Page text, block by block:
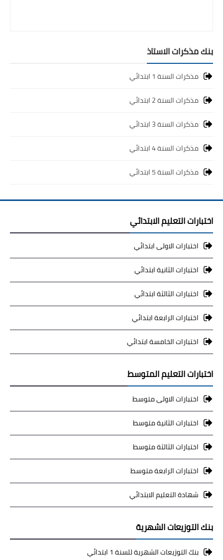
بنك مذكرات الاستاذ
مذكرات السنة 1 ابتدائي
مذكرات السنة 2 ابتدائي
مذكرات السنة 3 ابتدائي
مذكرات السنة 4 ابتدائي
مذكرات السنة 5 ابتدائي
اختبارات التعليم الابتدائي
اختبارات الاولى ابتدائي
اختبارات الثانية ابتدائي
اختبارات الثالثة ابتدائي
اختبارات الرابعة ابتدائي
اختبارات الخامسة ابتدائي
اختبارات التعليم المتوسط
اختبارات الاولى متوسط
اختبارات الثانية متوسط
اختبارات الثالثة متوسط
اختبارات الرابعة متوسط
شهادة التعليم الابتدائي
بنك التوزيعات الشهرية
بنك التوزيعات الشهرية للسنة 1 ابتدائي